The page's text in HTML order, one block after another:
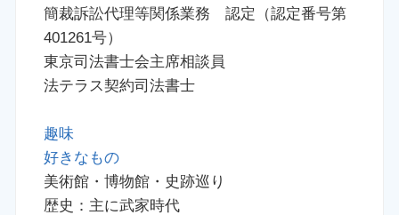
簡裁訴訟代理等関係業務 認定（認定番号第
401261号）
東京司法書士会主席相談員
法テラス契約司法書士
趣味
好きなもの
美術館・博物館・史跡巡り
歴史：主に武家時代